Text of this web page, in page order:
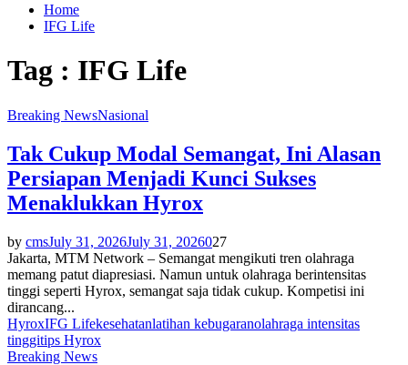
Home
IFG Life
Tag : IFG Life
Breaking NewsNasional
Tak Cukup Modal Semangat, Ini Alasan
Persiapan Menjadi Kunci Sukses
Menaklukkan Hyrox
by cmsJuly 31, 2026July 31, 2026027
Jakarta, MTM Network – Semangat mengikuti tren olahraga
memang patut diapresiasi. Namun untuk olahraga berintensitas
tinggi seperti Hyrox, semangat saja tidak cukup. Kompetisi ini
dirancang...
HyroxIFG Lifekesehatanlatihan kebugaranolahraga intensitas
tinggitips Hyrox
Breaking News